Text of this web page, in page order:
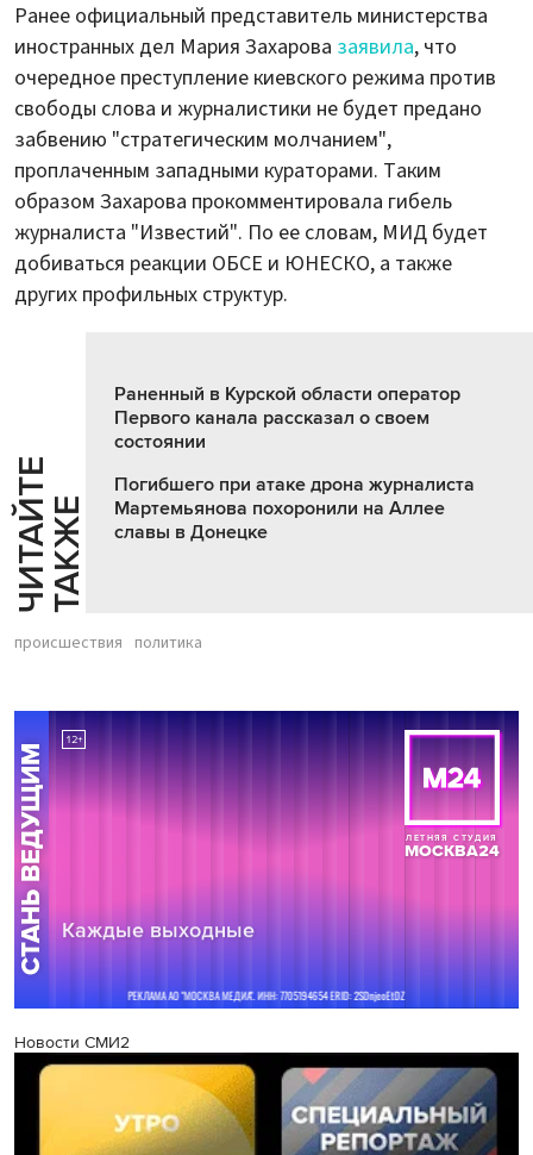
Ранее официальный представитель министерства
иностранных дел Мария Захарова заявила, что
очередное преступление киевского режима против
свободы слова и журналистики не будет предано
забвению "стратегическим молчанием",
проплаченным западными кураторами. Таким
образом Захарова прокомментировала гибель
журналиста "Известий". По ее словам, МИД будет
добиваться реакции ОБСЕ и ЮНЕСКО, а также
других профильных структур.
Ч
И
Т
АЙ
Т
Е
Т
А
К
ЖЕ
Раненный в Курской области оператор
Первого канала рассказал о своем
состоянии
Погибшего при атаке дрона журналиста
Мартемьянова похоронили на Аллее
славы в Донецке
происшествия политика
Новости СМИ2